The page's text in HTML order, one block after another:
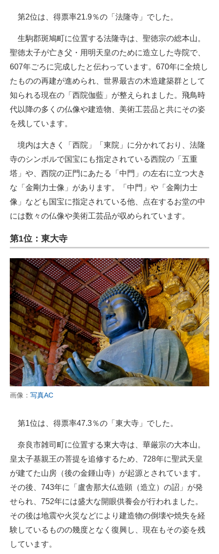
第2位は、得票率21.9％の「法隆寺」でした。
生駒郡斑鳩町に位置する法隆寺は、聖徳宗の総本山。
聖徳太子が亡き父・用明天皇のために造立した寺院で、
607年ごろに完成したと伝わっています。670年に全焼し
たものの再建が進められ、世界最古の木造建築群として
知られる現在の「西院伽藍」が整えられました。飛鳥時
代以降の多くの仏像や建造物、美術工芸品と共にその姿
を残しています。
境内は大きく「西院」「東院」に分かれており、法隆
寺のシンボルで国宝にも指定されている西院の「五重
塔」や、西院の正門にあたる「中門」の左右に立つ大き
な「金剛力士像」があります。「中門」や「金剛力士
像」なども国宝に指定されている他、点在するお堂の中
には数々の仏像や美術工芸品が収められています。
第1位：東大寺
画像： 写真AC
第1位は、得票率47.3％の「東大寺」でした。
奈良市雑司町に位置する東大寺は、華厳宗の大本山。
皇太子基親王の菩提を追修するため、728年に聖武天皇
が建てた山房（後の金鍾山寺）が起源とされています。
その後、743年に「盧舎那大仏造顕（造立）の詔」が発
せられ、752年には盛大な開眼供養会が行われました。
その後は地震や火災などにより建造物の倒壊や焼失を経
験しているものの幾度となく復興し、現在もその姿を残
しています。